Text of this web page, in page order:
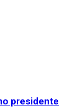
presidente